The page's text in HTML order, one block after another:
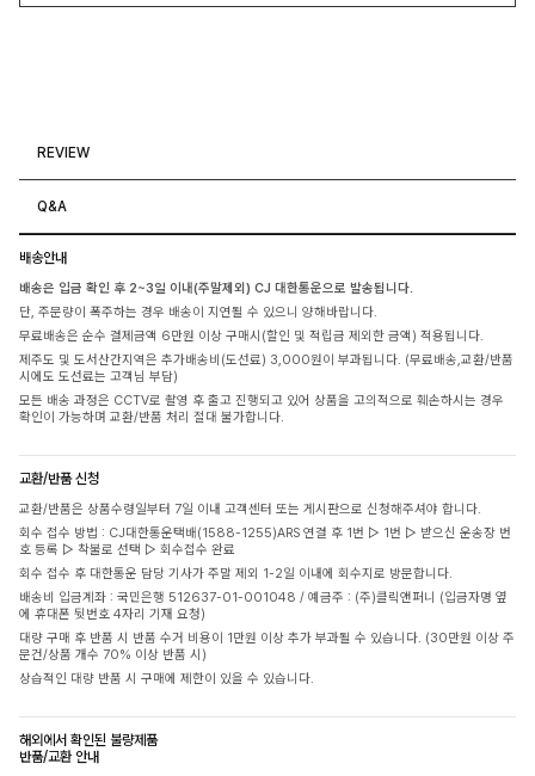
REVIEW
Q&A
배송안내
배송은 입금 확인 후 2~3일 이내(주말제외) CJ 대한통운으로 발송됩니다.
단, 주문량이 폭주하는 경우 배송이 지연될 수 있으니 양해바랍니다.
무료배송은 순수 결제금액 6만원 이상 구매시(할인 및 적립금 제외한 금액) 적용됩니다.
제주도 및 도서산간지역은 추가배송비(도선료) 3,000원이 부과됩니다. (무료배송,교환/반품
시에도 도선료는 고객님 부담)
모든 배송 과정은 CCTV로 촬영 후 출고 진행되고 있어 상품을 고의적으로 훼손하시는 경우
확인이 가능하며 교환/반품 처리 절대 불가합니다.
교환/반품 신청
교환/반품은 상품수령일부터 7일 이내 고객센터 또는 게시판으로 신청해주셔야 합니다.
회수 접수 방법 : CJ대한통운택배(1588-1255)ARS 연결 후 1번 ▷ 1번 ▷ 받으신 운송장 번
호 등록 ▷ 착불로 선택 ▷ 회수접수 완료
회수 접수 후 대한통운 담당 기사가 주말 제외 1-2일 이내에 회수지로 방문합니다.
배송비 입금계좌 : 국민은행 512637-01-001048 / 예금주 : (주)클릭앤퍼니 (입금자명 옆
에 휴대폰 뒷번호 4자리 기재 요청)
대량 구매 후 반품 시 반품 수거 비용이 1만원 이상 추가 부과될 수 있습니다. (30만원 이상 주
문건/상품 개수 70% 이상 반품 시)
상습적인 대량 반품 시 구매에 제한이 있을 수 있습니다.
해외에서 확인된 불량제품
반품/교환 안내